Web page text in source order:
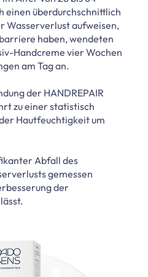
einen überdurchschnittlich
Wasserverlust aufweisen,
haben, wendeten
Handcreme vier Wochen
am Tag an.
der HANDREPAIR
zu einer statistisch
Hautfeuchtigkeit um
Abfall des
gemessen
der